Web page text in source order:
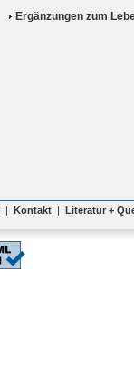
Ergänzungen zum
| Kontakt | Literatur +